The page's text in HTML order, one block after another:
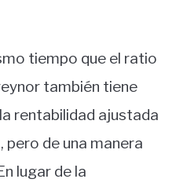
tiempo que el ratio
también tiene
rentabilidad ajustada
pero de una manera
lugar de la